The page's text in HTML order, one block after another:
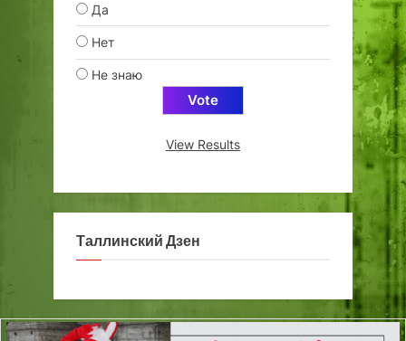
Да
Нет
Не знаю
View Results
Таллинский Дзен